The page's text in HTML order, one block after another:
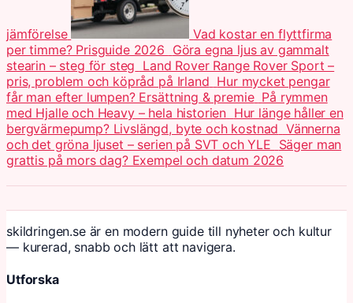
jämförelse
Vad kostar en flyttfirma
per timme? Prisguide 2026 Göra egna ljus av gammalt
stearin – steg för steg Land Rover Range Rover Sport –
pris, problem och köpråd på Irland Hur mycket pengar
får man efter lumpen? Ersättning & premie På rymmen
med Hjalle och Heavy – hela historien Hur länge håller en
bergvärmepump? Livslängd, byte och kostnad Vännerna
och det gröna ljuset – serien på SVT och YLE Säger man
grattis på mors dag? Exempel och datum 2026
skildringen.se är en modern guide till nyheter och kultur
— kurerad, snabb och lätt att navigera.
Utforska